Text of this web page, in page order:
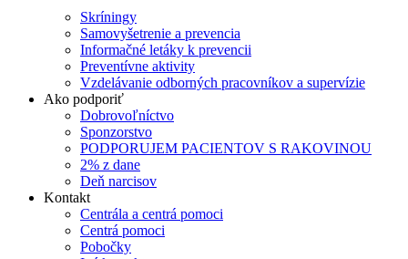
Skríningy
Samovyšetrenie a prevencia
Informačné letáky k prevencii
Preventívne aktivity
Vzdelávanie odborných pracovníkov a supervízie
Ako podporiť
Dobrovoľníctvo
Sponzorstvo
PODPORUJEM PACIENTOV S RAKOVINOU
2% z dane
Deň narcisov
Kontakt
Centrála a centrá pomoci
Centrá pomoci
Pobočky